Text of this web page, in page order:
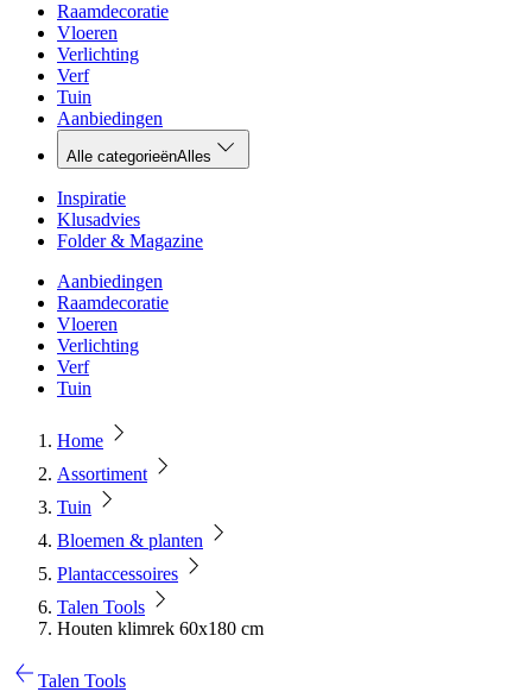
Raamdecoratie
Vloeren
Verlichting
Verf
Tuin
Aanbiedingen
Alle categorieënAlles
Inspiratie
Klusadvies
Folder & Magazine
Aanbiedingen
Raamdecoratie
Vloeren
Verlichting
Verf
Tuin
Home
Assortiment
Tuin
Bloemen & planten
Plantaccessoires
Talen Tools
Houten klimrek 60x180 cm
Talen Tools